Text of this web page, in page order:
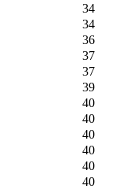
34
34
36
37
37
39
40
40
40
40
40
40